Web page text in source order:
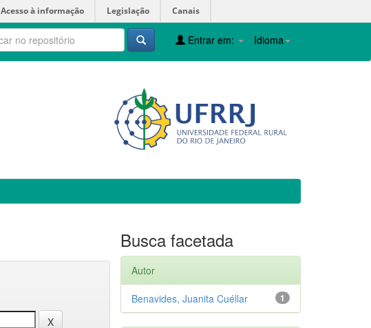
Acesso à informação Legislação Canais
Idioma
Entrar em:
Busca facetada
Autor
1
Benavides, Juanita Cuéllar